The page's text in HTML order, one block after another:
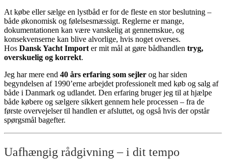
At købe eller sælge en lystbåd er for de fleste en stor beslutning –
både økonomisk og følelsesmæssigt. Reglerne er mange,
dokumentationen kan være vanskelig at gennemskue, og
konsekvenserne kan blive alvorlige, hvis noget overses.
Hos Dansk Yacht Import er mit mål at gøre bådhandlen tryg,
overskuelig og korrekt.
Jeg har mere end 40 års erfaring som sejler og har siden
begyndelsen af 1990’erne arbejdet professionelt med køb og salg af
både i Danmark og udlandet. Den erfaring bruger jeg til at hjælpe
både købere og sælgere sikkert gennem hele processen – fra de
første overvejelser til handlen er afsluttet, og også hvis der opstår
spørgsmål bagefter.
Uafhængig rådgivning – i dit tempo